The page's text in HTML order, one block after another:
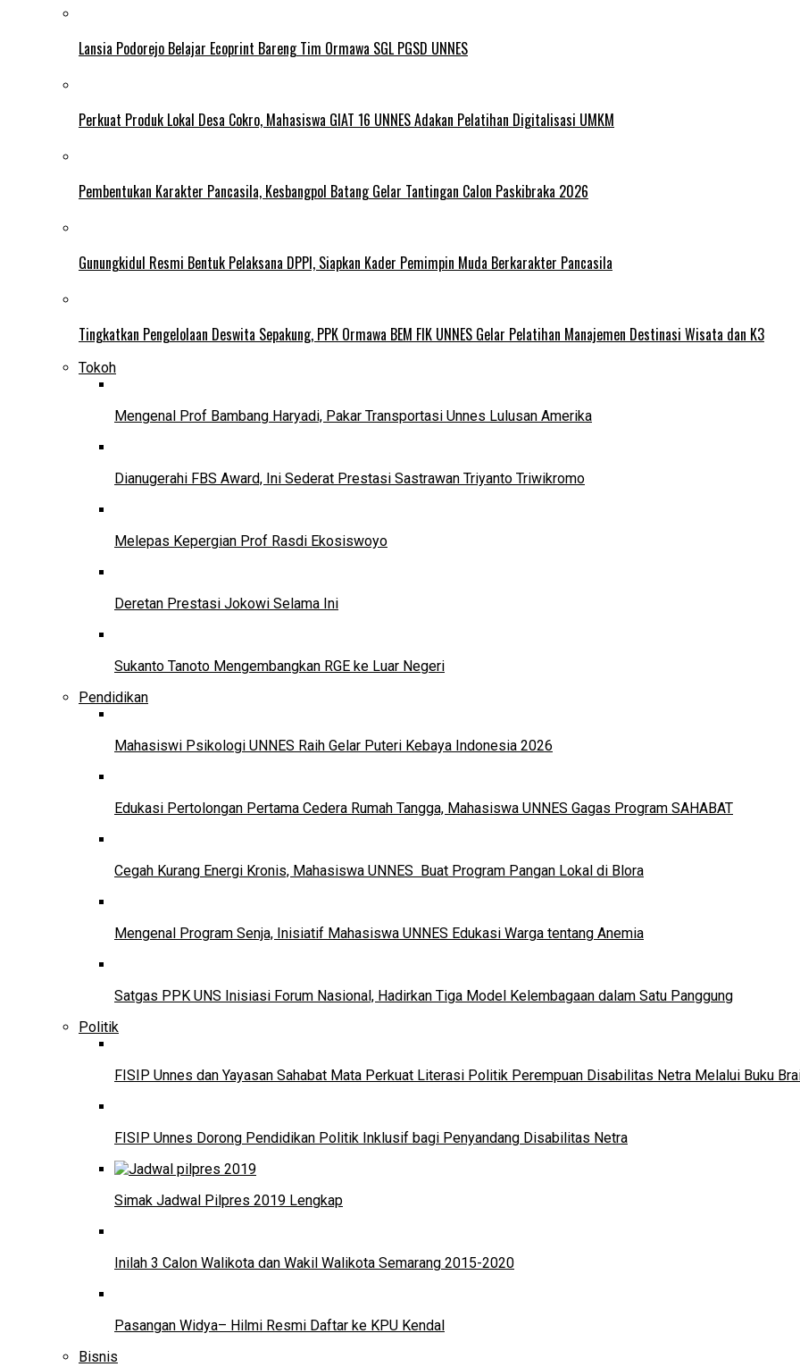
Lansia Podorejo Belajar Ecoprint Bareng Tim Ormawa SGL PGSD UNNES
Perkuat Produk Lokal Desa Cokro, Mahasiswa GIAT 16 UNNES Adakan Pelatihan Digitalisasi UMKM
Pembentukan Karakter Pancasila, Kesbangpol Batang Gelar Tantingan Calon Paskibraka 2026
Gunungkidul Resmi Bentuk Pelaksana DPPI, Siapkan Kader Pemimpin Muda Berkarakter Pancasila
Tingkatkan Pengelolaan Deswita Sepakung, PPK Ormawa BEM FIK UNNES Gelar Pelatihan Manajemen Destinasi Wisata dan K3
Tokoh
Mengenal Prof Bambang Haryadi, Pakar Transportasi Unnes Lulusan Amerika
Dianugerahi FBS Award, Ini Sederat Prestasi Sastrawan Triyanto Triwikromo
Melepas Kepergian Prof Rasdi Ekosiswoyo
Deretan Prestasi Jokowi Selama Ini
Sukanto Tanoto Mengembangkan RGE ke Luar Negeri
Pendidikan
Mahasiswi Psikologi UNNES Raih Gelar Puteri Kebaya Indonesia 2026
Edukasi Pertolongan Pertama Cedera Rumah Tangga, Mahasiswa UNNES Gagas Program SAHABAT
Cegah Kurang Energi Kronis, Mahasiswa UNNES Buat Program Pangan Lokal di Blora
Mengenal Program Senja, Inisiatif Mahasiswa UNNES Edukasi Warga tentang Anemia
Satgas PPK UNS Inisiasi Forum Nasional, Hadirkan Tiga Model Kelembagaan dalam Satu Panggung
Politik
FISIP Unnes dan Yayasan Sahabat Mata Perkuat Literasi Politik Perempuan Disabilitas Netra Melalui Buku
FISIP Unnes Dorong Pendidikan Politik Inklusif bagi Penyandang Disabilitas Netra
Simak Jadwal Pilpres 2019 Lengkap
Inilah 3 Calon Walikota dan Wakil Walikota Semarang 2015-2020
Pasangan Widya– Hilmi Resmi Daftar ke KPU Kendal
Bisnis